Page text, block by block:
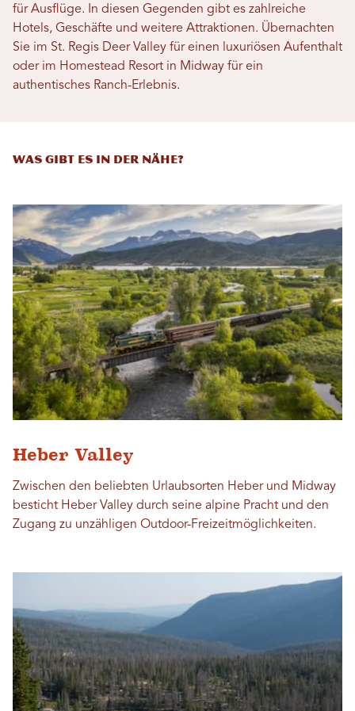
für Ausflüge. In diesen Gegenden gibt es zahlreiche
Hotels, Geschäfte und weitere Attraktionen. Übernachten
Sie im St. Regis Deer Valley für einen luxuriösen Aufenthalt
oder im Homestead Resort in Midway für ein
authentisches Ranch-Erlebnis.
WAS GIBT ES IN DER NÄHE?
Heber Valley
Zwischen den beliebten Urlaubsorten Heber und Midway
besticht Heber Valley durch seine alpine Pracht und den
Zugang zu unzähligen Outdoor-Freizeitmöglichkeiten.